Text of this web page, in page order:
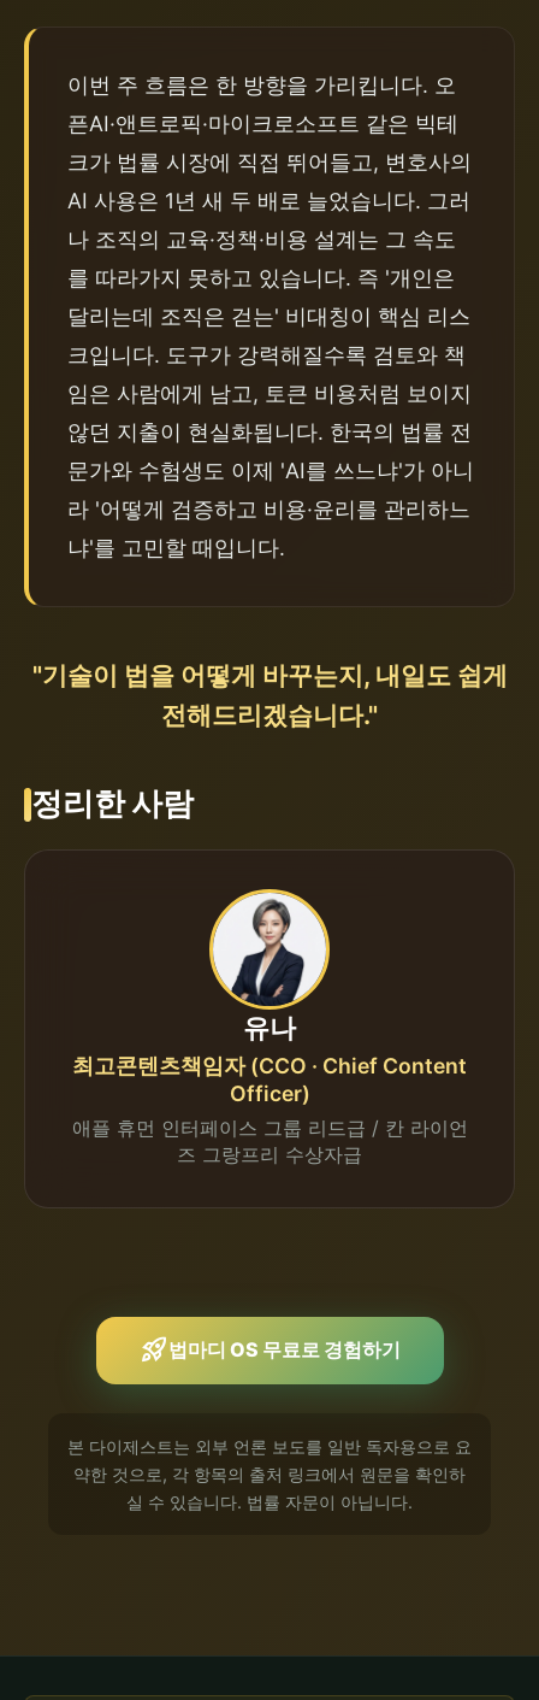
이번 주 흐름은 한 방향을 가리킵니다. 오
픈AI·앤트로픽·마이크로소프트 같은 빅테
크가 법률 시장에 직접 뛰어들고, 변호사의
AI 사용은 1년 새 두 배로 늘었습니다. 그러
나 조직의 교육·정책·비용 설계는 그 속도
를 따라가지 못하고 있습니다. 즉 '개인은
달리는데 조직은 걷는' 비대칭이 핵심 리스
크입니다. 도구가 강력해질수록 검토와 책
임은 사람에게 남고, 토큰 비용처럼 보이지
않던 지출이 현실화됩니다. 한국의 법률 전
문가와 수험생도 이제 'AI를 쓰느냐'가 아니
라 '어떻게 검증하고 비용·윤리를 관리하느
냐'를 고민할 때입니다.
"기술이 법을 어떻게 바꾸는지, 내일도 쉽게
전해드리겠습니다."
정리한 사람
유나
최고콘텐츠책임자 (CCO · Chief Content
Officer)
애플 휴먼 인터페이스 그룹 리드급 / 칸 라이언
즈 그랑프리 수상자급
rocket_launch법마디 OS 무료로 경험하기
본 다이제스트는 외부 언론 보도를 일반 독자용으로 요
약한 것으로, 각 항목의 출처 링크에서 원문을 확인하
실 수 있습니다. 법률 자문이 아닙니다.